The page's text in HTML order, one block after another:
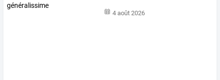
4 août 2026